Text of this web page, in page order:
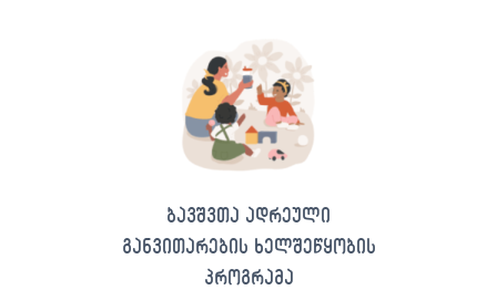
ბავშვთა ადრეული
განვითარების ხელშეწყობის
პროგრამა